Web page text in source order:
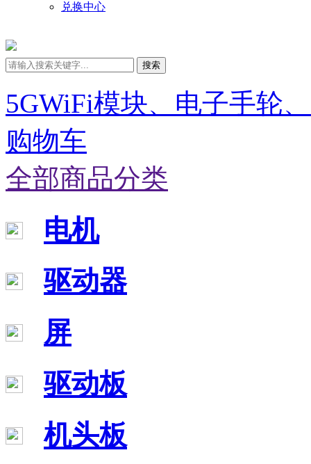
兑换中心
搜索
5GWiFi模块、电子手轮
购物车
全部商品分类
电机
驱动器
屏
驱动板
机头板